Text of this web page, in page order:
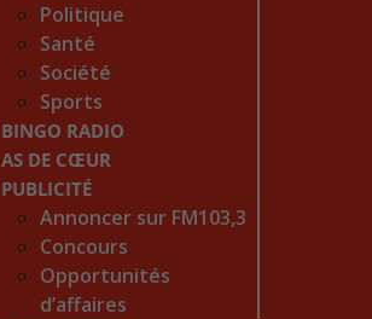
Politique
Santé
Société
Sports
BINGO RADIO
AS DE CŒUR
PUBLICITÉ
Annoncer sur FM103,3
Concours
Opportunités
d’affaires